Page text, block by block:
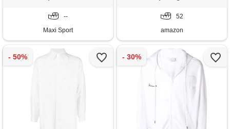
--
Maxi Sport
52
amazon